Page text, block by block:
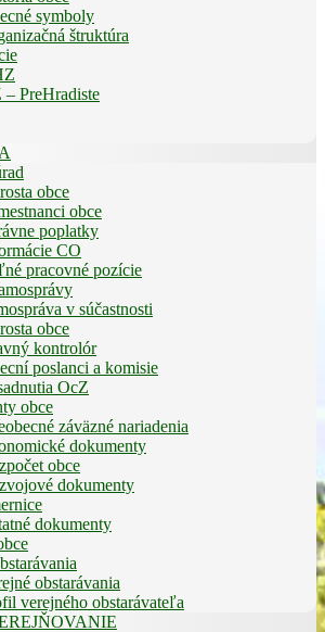
symboly
štruktúra
– PreHradiste
obce
obce
poplatky
CO
pracovné pozície
v súčastnosti
obce
kontrolór
poslanci a komisie
OcZ
obce
záväzné nariadenia
dokumenty
obce
dokumenty
dokumenty
obstarávania
verejného obstarávateľa